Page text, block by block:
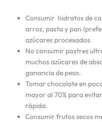
Consumir hidratos de
arroz, pasta y pan
azúcares procesados.
No consumir postres
muchos azúcares de
ganancia de peso.
Tomar chocolate en
mayor al 70% para
rápida.
Consumir frutos secos